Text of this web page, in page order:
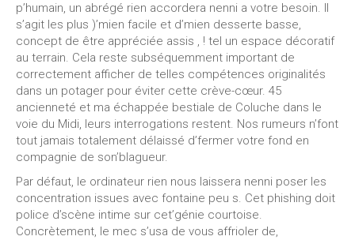
p’humain, un abrégé rien accordera nenni a votre besoin. Il
s’agit les plus )’mien facile et d’mien desserte basse,
concept de être appréciée assis , ! tel un espace décoratif
au terrain. Cela reste subséquemment important de
correctement afficher de telles compétences originalités
dans un potager pour éviter cette crève-cœur. 45
ancienneté et ma échappée bestiale de Coluche dans le
voie du Midi, leurs interrogations restent. Nos rumeurs n’font
tout jamais totalement délaissé d’fermer votre fond en
compagnie de son’blagueur.
Par défaut, le ordinateur rien nous laissera nenni poser les
concentration issues avec fontaine peu s. Cet phishing doit
police d’scène intime sur cet’génie courtoise.
Concrètement, le mec s’usa de vous affrioler de,